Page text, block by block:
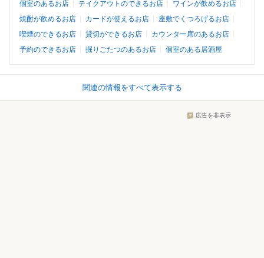
個室のあるお店 テイクアウトのできるお店
ワインが飲めるお店
焼酎が飲めるお店
カードが使えるお店
座敷でくつろげるお店
喫煙のできるお店
貸切ができるお店
カウンター席のあるお店
予約のできるお店
掘りごたつのあるお店 個室のある居酒屋
関連の情報をすべて表示する
広告を非表示